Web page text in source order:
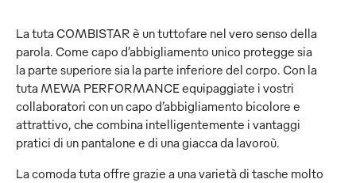
La tuta COMBISTAR è un tuttofare nel vero senso della
parola. Come capo d’abbigliamento unico protegge sia
la parte superiore sia la parte inferiore del corpo. Con la
tuta MEWA PERFORMANCE equipaggiate i vostri
collaboratori con un capo d’abbigliamento bicolore e
attrattivo, che combina intelligentemente i vantaggi
pratici di un pantalone e di una giacca da lavoroù.
La comoda tuta offre grazie a una varietà di tasche molto